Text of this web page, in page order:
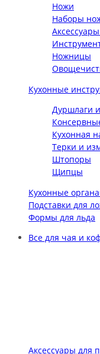
Ножи
Наборы
Ножницы
Кухонные
Дуршлаги
Кухонная
Терки и
Штопоры
Щипцы
Кухонные
Подставки для
Формы для льда
Все для чая и
Аксессуары для